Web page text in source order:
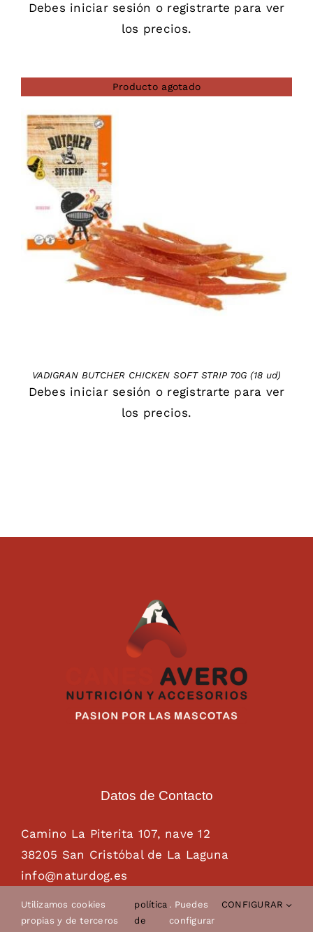
Debes iniciar sesión o registrarte para ver
los precios.
Producto agotado
VADIGRAN BUTCHER CHICKEN SOFT STRIP 70G (18 ud)
Debes iniciar sesión o registrarte para ver
los precios.
Datos de Contacto
Camino La Piterita 107, nave 12
38205 San Cristóbal de La Laguna
info@naturdog.es
Tel. 922 89 85 89 – 681 28 85 26
Utilizamos cookies
propias y de terceros
política
de
. Puedes
configurar
CONFIGURAR